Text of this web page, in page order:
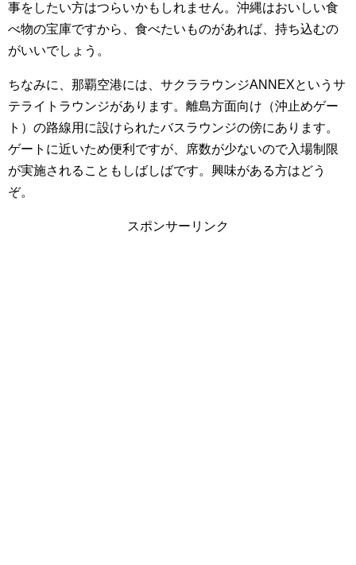
事をしたい方はつらいかもしれません。沖縄はおいしい食
べ物の宝庫ですから、食べたいものがあれば、持ち込むの
がいいでしょう。
ちなみに、那覇空港には、サクララウンジANNEXというサ
テライトラウンジがあります。離島方面向け（沖止めゲー
ト）の路線用に設けられたバスラウンジの傍にあります。
ゲートに近いため便利ですが、席数が少ないので入場制限
が実施されることもしばしばです。興味がある方はどう
ぞ。
スポンサーリンク